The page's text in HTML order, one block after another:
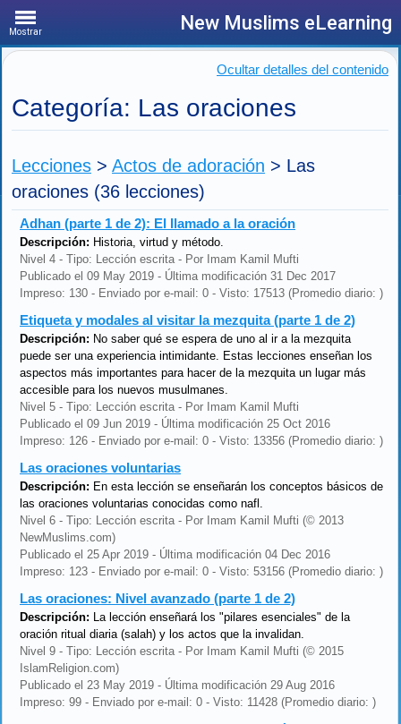
Mostrar New Muslims eLearning
Ocultar detalles del contenido
Categoría: Las oraciones
Lecciones > Actos de adoración > Las
oraciones (36 lecciones)
Adhan (parte 1 de 2): El llamado a la oración
Descripción: Historia, virtud y método.
Nivel 4 - Tipo: Lección escrita - Por Imam Kamil Mufti
Publicado el 09 May 2019 - Última modificación 31 Dec 2017
Impreso: 130 - Enviado por e-mail: 0 - Visto: 17513 (Promedio diario: )
Etiqueta y modales al visitar la mezquita (parte 1 de 2)
Descripción: No saber qué se espera de uno al ir a la mezquita
puede ser una experiencia intimidante. Estas lecciones enseñan los
aspectos más importantes para hacer de la mezquita un lugar más
accesible para los nuevos musulmanes.
Nivel 5 - Tipo: Lección escrita - Por Imam Kamil Mufti
Publicado el 09 Jun 2019 - Última modificación 25 Oct 2016
Impreso: 126 - Enviado por e-mail: 0 - Visto: 13356 (Promedio diario: )
Las oraciones voluntarias
Descripción: En esta lección se enseñarán los conceptos básicos de
las oraciones voluntarias conocidas como nafl.
Nivel 6 - Tipo: Lección escrita - Por Imam Kamil Mufti (© 2013
NewMuslims.com)
Publicado el 25 Apr 2019 - Última modificación 04 Dec 2016
Impreso: 123 - Enviado por e-mail: 0 - Visto: 53156 (Promedio diario: )
Las oraciones: Nivel avanzado (parte 1 de 2)
Descripción: La lección enseñará los "pilares esenciales" de la
oración ritual diaria (salah) y los actos que la invalidan.
Nivel 9 - Tipo: Lección escrita - Por Imam Kamil Mufti (© 2015
IslamReligion.com)
Publicado el 23 May 2019 - Última modificación 29 Aug 2016
Impreso: 99 - Enviado por e-mail: 0 - Visto: 11428 (Promedio diario: )